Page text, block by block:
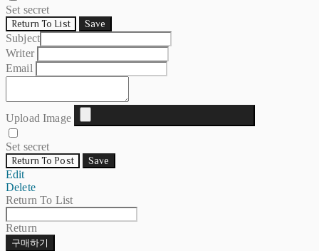
Set secret
Return To List Save
Subject
Writer
Email
Upload Image
Set secret
Return To Post Save
Edit
Delete
Return To List
Return
구매하기